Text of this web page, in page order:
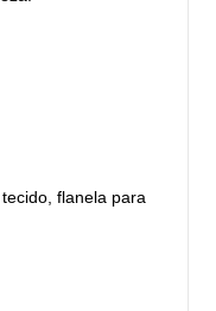
flanela para